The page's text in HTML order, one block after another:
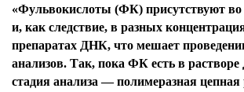
«Фульвокислоты (ФК) присутствуют во
и, как следствие, в разных
препаратах ДНК, что мешает
анализов. Так, пока ФК есть в
стадия анализа — полимеразная